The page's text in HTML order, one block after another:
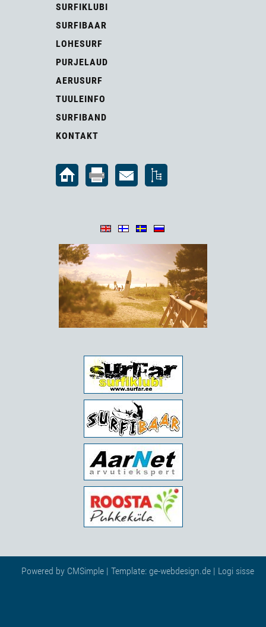
SURFIKLUBI
SURFIBAAR
LOHESURF
PURJELAUD
AERUSURF
TUULEINFO
SURFIBAND
KONTAKT
Powered by CMSimple | Template: ge-webdesign.de | Logi sisse